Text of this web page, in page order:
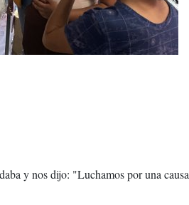
y nos dijo: "Luchamos por una causa